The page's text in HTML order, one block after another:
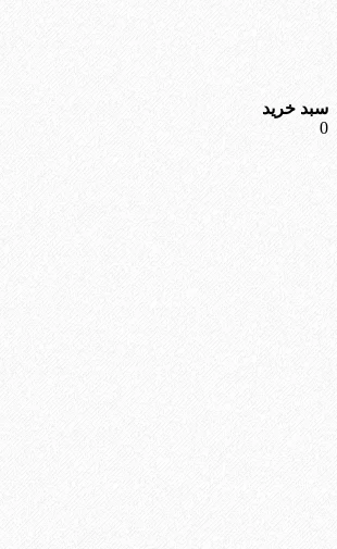
سبد خرید
0